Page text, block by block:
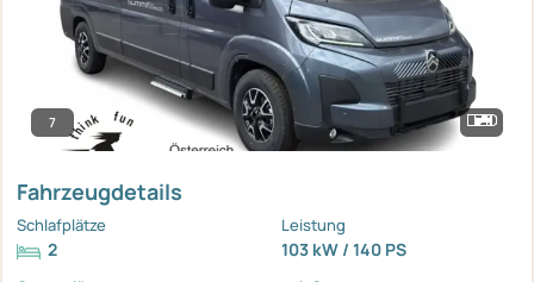
7
Fahrzeugdetails
Schlafplätze
2
Leistung
103 kW / 140 PS